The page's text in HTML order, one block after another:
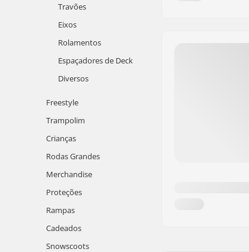
Travões
Eixos
Rolamentos
Espaçadores de Deck
Diversos
Freestyle
Trampolim
Crianças
Rodas Grandes
Merchandise
Proteções
Rampas
Cadeados
Snowscoots